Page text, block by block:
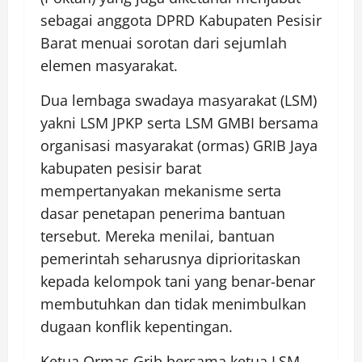
sebagai anggota DPRD Kabupaten Pesisir
Barat menuai sorotan dari sejumlah
elemen masyarakat.
Dua lembaga swadaya masyarakat (LSM)
yakni LSM JPKP serta LSM GMBI bersama
organisasi masyarakat (ormas) GRIB Jaya
kabupaten pesisir barat
mempertanyakan mekanisme serta
dasar penetapan penerima bantuan
tersebut. Mereka menilai, bantuan
pemerintah seharusnya diprioritaskan
kepada kelompok tani yang benar-benar
membutuhkan dan tidak menimbulkan
dugaan konflik kepentingan.